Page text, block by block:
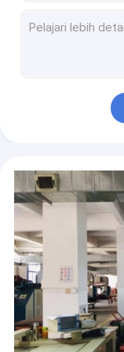
Khaki Brown
TGKELL 1.4m Lebar
1.85mm Kulit Pelapis
Tidak Pudar Pakaian
OEM 1.4m Lebar